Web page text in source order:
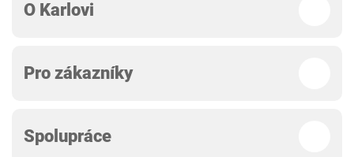
O Karlovi
Pro zákazníky
Spolupráce